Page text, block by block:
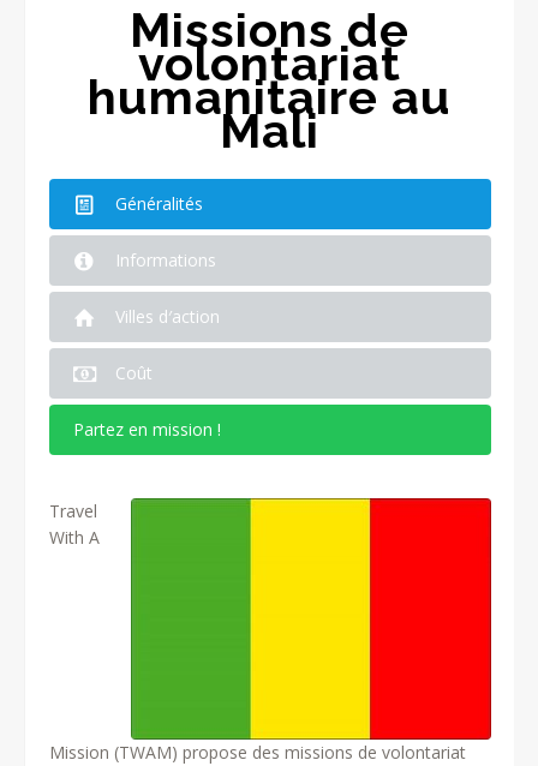
Missions de
volontariat
humanitaire au
Mali
Généralités
Informations
Villes d′action
Coût
Partez en mission !
Travel
With A
Mission (TWAM) propose des missions de volontariat